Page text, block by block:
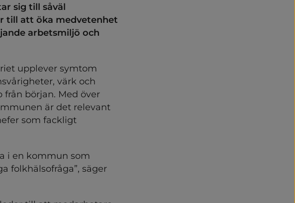
sig till såväl
till att öka medvetenhet
arbetsmiljö och
upplever symtom
värk och
början. Med över
är det relevant
som fackligt
i en kommun som
folkhälsofråga”, säger